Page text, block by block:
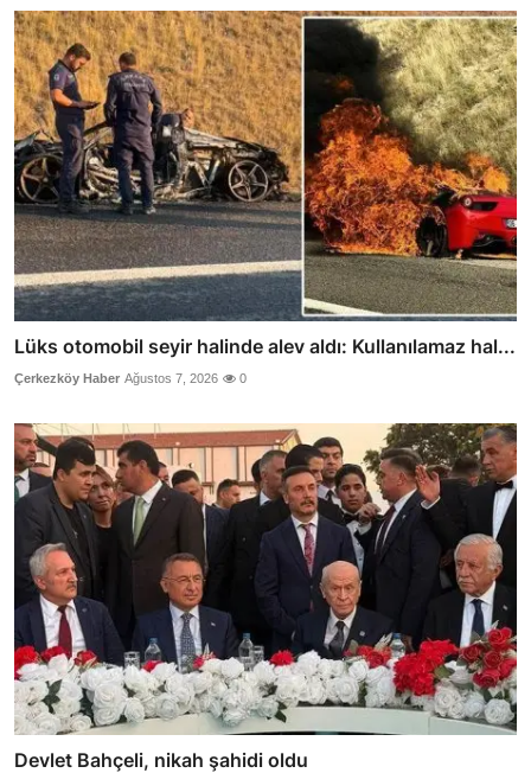
Lüks otomobil seyir halinde alev aldı: Kullanılamaz hal...
Çerkezköy Haber Ağustos 7, 2026 0
Devlet Bahçeli, nikah şahidi oldu